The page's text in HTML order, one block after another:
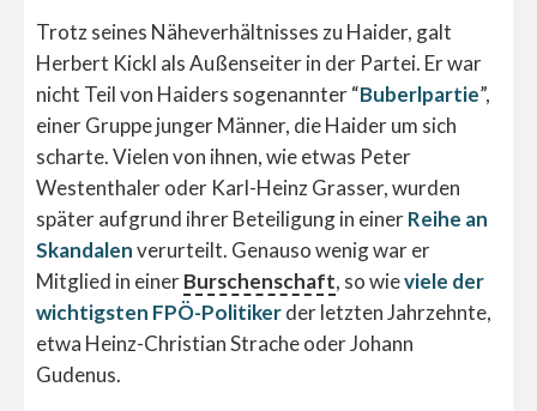
Trotz seines Näheverhältnisses zu Haider, galt
Herbert Kickl als Außenseiter in der Partei. Er war
nicht Teil von Haiders sogenannter “Buberlpartie”,
einer Gruppe junger Männer, die Haider um sich
scharte. Vielen von ihnen, wie etwas Peter
Westenthaler oder Karl-Heinz Grasser, wurden
später aufgrund ihrer Beteiligung in einerReihe an
Skandalenverurteilt. Genauso wenig war er
Mitglied in einerBurschenschaft, so wieviele der
wichtigsten FPÖ-Politikerder letzten Jahrzehnte,
etwa Heinz-Christian Strache oder Johann
Gudenus.